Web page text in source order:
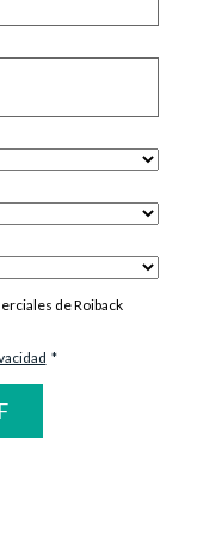
de Roiback